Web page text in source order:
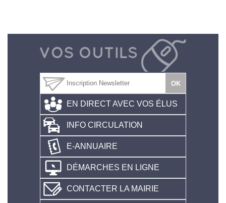
EN DIRECT AVEC VOS ÉLUS
INFO CIRCULATION
E-ANNUAIRE
DÉMARCHES EN LIGNE
CONTACTER LA MAIRIE